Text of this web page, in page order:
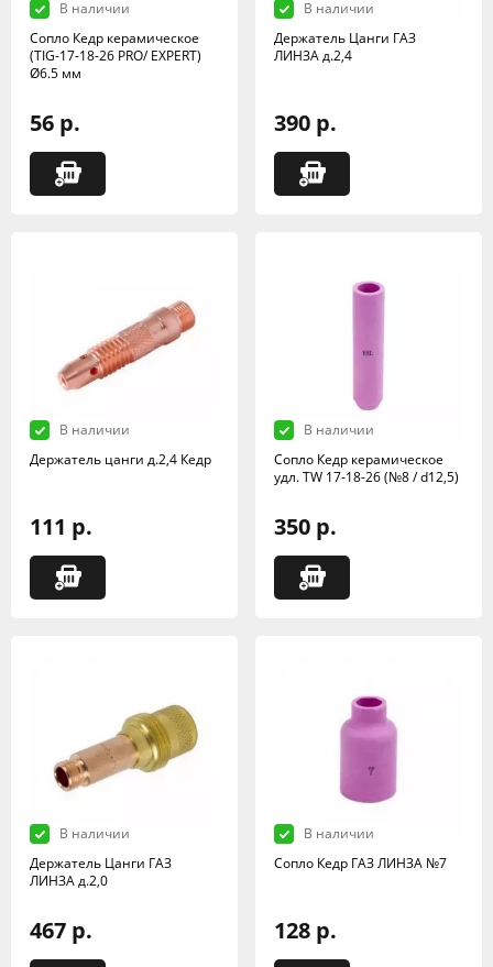
В наличии
Сопло Кедр керамическое
(TIG-17-18-26 PRO/ EXPERT)
Ø6.5 мм
56 р.
В наличии
Держатель Цанги ГАЗ
ЛИНЗА д.2,4
390 р.
В наличии
Держатель цанги д.2,4 Кедр
111 р.
В наличии
Сопло Кедр керамическое
удл. TW 17-18-26 (№8 / d12,5)
350 р.
В наличии
Держатель Цанги ГАЗ
ЛИНЗА д.2,0
467 р.
В наличии
Сопло Кедр ГАЗ ЛИНЗА №7
128 р.